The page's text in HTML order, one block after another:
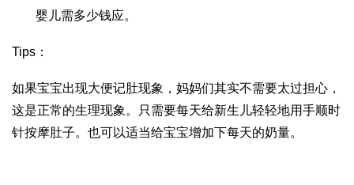
婴儿需多少钱应。
Tips：
如果宝宝出现大便记肚现象，妈妈们其实不需要太过担心，
这是正常的生理现象。只需要每天给新生儿轻轻地用手顺时
针按摩肚子。也可以适当给宝宝增加下每天的奶量。